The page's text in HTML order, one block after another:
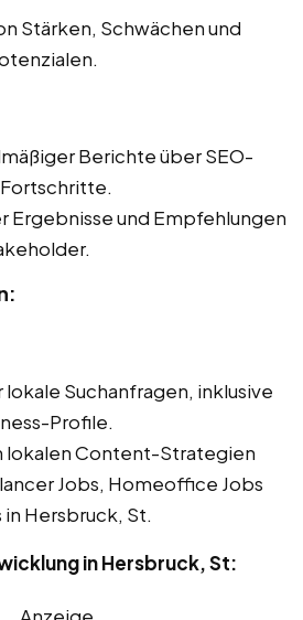
Stärken, Schwächen und
Berichte über SEO-
Ergebnisse und Empfehlungen
Suchanfragen, inklusive
Profile.
lokalen Content-Strategien
Jobs, Homeoffice Jobs
Hersbruck, St.
in Hersbruck, St: